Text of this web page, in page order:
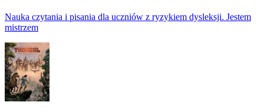
Nauka czytania i pisania dla uczniów z ryzykiem dysleksji. Jestem
mistrzem